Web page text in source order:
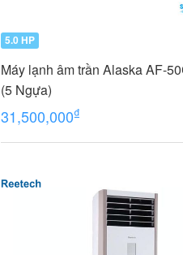
5.0 HP
Máy lạnh âm trần Alaska AF-
(5 Ngựa)
31,500,000₫